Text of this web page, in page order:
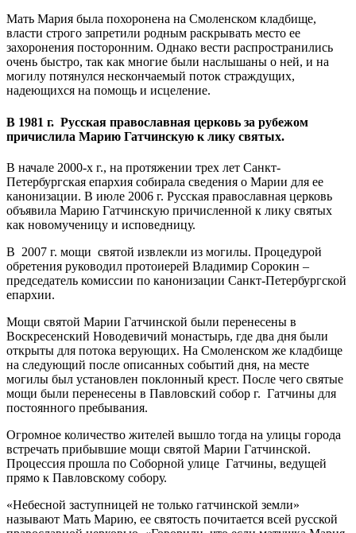
Мать Мария была похоронена на Смоленском кладбище,
власти строго запретили родным раскрывать место ее
захоронения посторонним. Однако вести распространились
очень быстро, так как многие были наслышаны о ней, и на
могилу потянулся нескончаемый поток страждущих,
надеющихся на помощь и исцеление.
В 1981 г. Русская православная церковь за рубежом
причислила Марию Гатчинскую к лику святых.
В начале 2000-х г., на протяжении трех лет Санкт-
Петербургская епархия собирала сведения о Марии для ее
канонизации. В июле 2006 г. Русская православная церковь
объявила Марию Гатчинскую причисленной к лику святых
как новомученицу и исповедницу.
В 2007 г. мощи святой извлекли из могилы. Процедурой
обретения руководил протоиерей Владимир Сорокин –
председатель комиссии по канонизации Санкт-Петербургской
епархии.
Мощи святой Марии Гатчинской были перенесены в
Воскресенский Новодевичий монастырь, где два дня были
открыты для потока верующих. На Смоленском же кладбище
на следующий после описанных событий дня, на месте
могилы был установлен поклонный крест. После чего святые
мощи были перенесены в Павловский собор г. Гатчины для
постоянного пребывания.
Огромное количество жителей вышло тогда на улицы города
встречать прибывшие мощи святой Марии Гатчинской.
Процессия прошла по Соборной улице Гатчины, ведущей
прямо к Павловскому собору.
«Небесной заступницей не только гатчинской земли»
называют Мать Марию, ее святость почитается всей русской